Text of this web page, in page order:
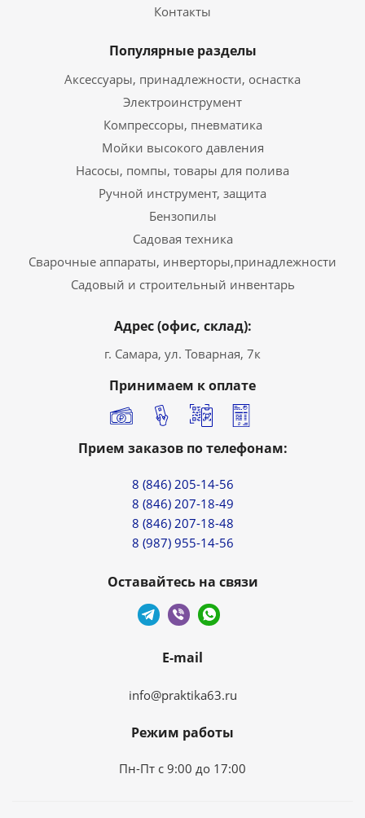
Контакты
Популярные разделы
Аксессуары, принадлежности, оснастка
Электроинструмент
Компрессоры, пневматика
Мойки высокого давления
Насосы, помпы, товары для полива
Ручной инструмент, защита
Бензопилы
Садовая техника
Сварочные аппараты, инверторы,принадлежности
Садовый и строительный инвентарь
Адрес (офис, склад):
г. Самара, ул. Товарная, 7к
Принимаем к оплате
Прием заказов по телефонам:
8 (846) 205-14-56
8 (846) 207-18-49
8 (846) 207-18-48
8 (987) 955-14-56
Оставайтесь на связи
E-mail
info@praktika63.ru
Режим работы
Пн-Пт с 9:00 до 17:00